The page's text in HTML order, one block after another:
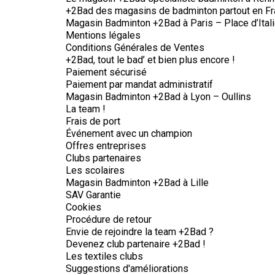
+2Bad des magasins de badminton partout en
Magasin Badminton +2Bad à Paris – Place
Mentions légales
Conditions Générales de Ventes
+2Bad, tout le bad’ et bien plus encore !
Paiement sécurisé
Paiement par mandat administratif
Magasin Badminton +2Bad à Lyon – Oullins
La team !
Frais de port
Événement avec un champion
Offres entreprises
Clubs partenaires
Les scolaires
Magasin Badminton +2Bad à Lille
SAV Garantie
Cookies
Procédure de retour
Envie de rejoindre la team +2Bad ?
Devenez club partenaire +2Bad !
Les textiles clubs
Suggestions d'améliorations